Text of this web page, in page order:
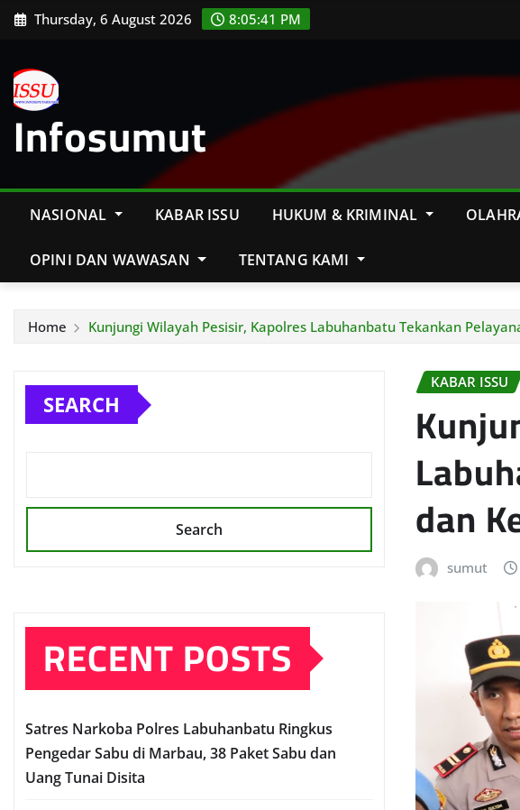
Skip Thursday, 6 August 2026 8:05:42 PM
Infosumut
NASIONAL KABAR ISSU HUKUM & KRIMINAL
OPINI DAN WAWASAN TENTANG KAMI
Home Kunjungi Wilayah Pesisir, Kapolres Labuhanbatu Tekankan
SEARCH
Search
RECENT POSTS
Satres Narkoba Polres Labuhanbatu Ringkus
Pengedar Sabu di Marbau, 38 Paket Sabu dan
Uang Tunai Disita
KABAR ISSU
dan
sumut